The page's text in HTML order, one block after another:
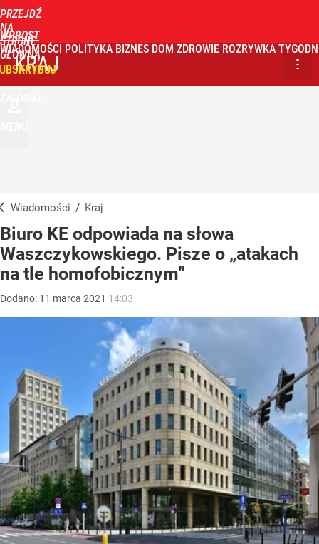
PRZEJDŹ
NA
STRONĘ
GŁÓWNĄ
WPROST
WIADOMOŚCI POLITYKA BIZNES DOM ZDROWIE ROZRYWKA
KRAJ
Wiadomości / Kraj
Biuro KE odpowiada na słowa
Waszczykowskiego. Pisze o „atakach
na tle homofobicznym”
Dodano: 11 marca 2021 14:03